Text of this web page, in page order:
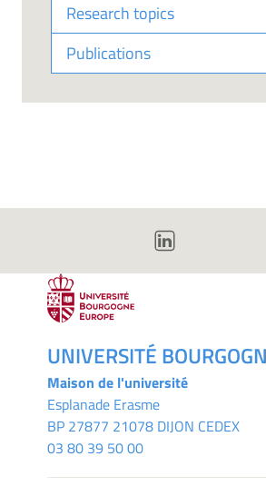
Research topics
Publications
UNIVERSITÉ
Maison de l'université
Esplanade Erasme
BP 27877 21078 DIJON CEDEX
03 80 39 50 00